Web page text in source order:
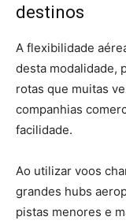
destinos
A flexibilidade
desta modalidade,
rotas que muitas
companhias
facilidade.
Ao utilizar voos
grandes hubs
pistas menores e